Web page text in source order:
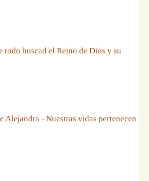
todo buscad el Reino de Dios y su
Alejandra - Nuestras vidas pertenecen